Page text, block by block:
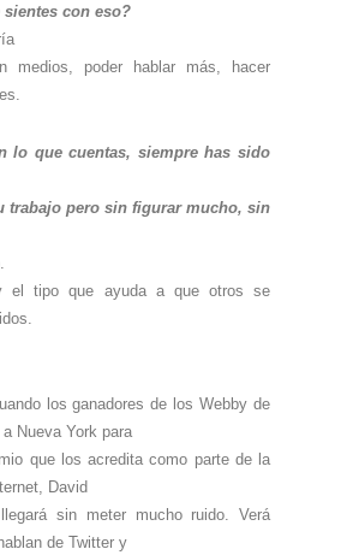
sientes con eso?
medios, poder hablar más, hacer
lo que cuentas, siempre has sido
trabajo pero sin figurar mucho, sin
el tipo que ayuda a que otros se
los ganadores de los Webby de
Nueva York para
que los acredita como parte de la
David
sin meter mucho ruido. Verá
de Twitter y